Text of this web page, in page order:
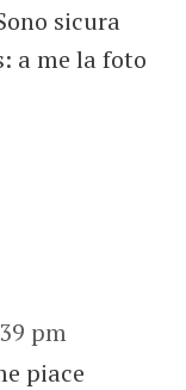
sicura
a me la foto
pm
piace